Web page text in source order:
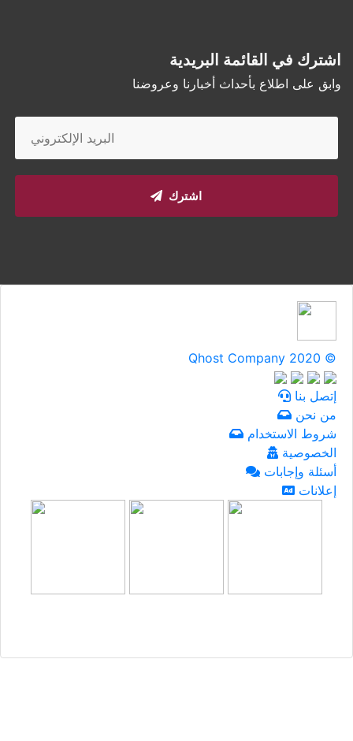
اشترك في القائمة البريدية
وابق على اطلاع بأحداث أخبارنا وعروضنا
اشترك
Qhost Company 2020 ©
إتصل بنا
من نحن
شروط الاستخدام
الخصوصية
أسئلة وإجابات
إعلانات